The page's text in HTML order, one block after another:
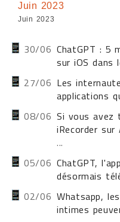
Juin 2023
Juin 2023
30/06 ChatGPT : 5
sur iOS dans
27/06 Les
applications
08/06 Si vous avez
iRecorder
...
05/06 ChatGPT,
désormais
02/06 Whatsapp,
intimes